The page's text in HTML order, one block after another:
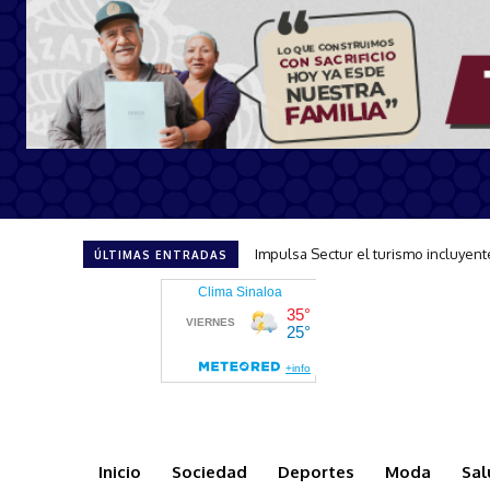
ÚLTIMAS ENTRADAS Minerva Osuna celebra la llegada
Inicio Sociedad Deportes Moda